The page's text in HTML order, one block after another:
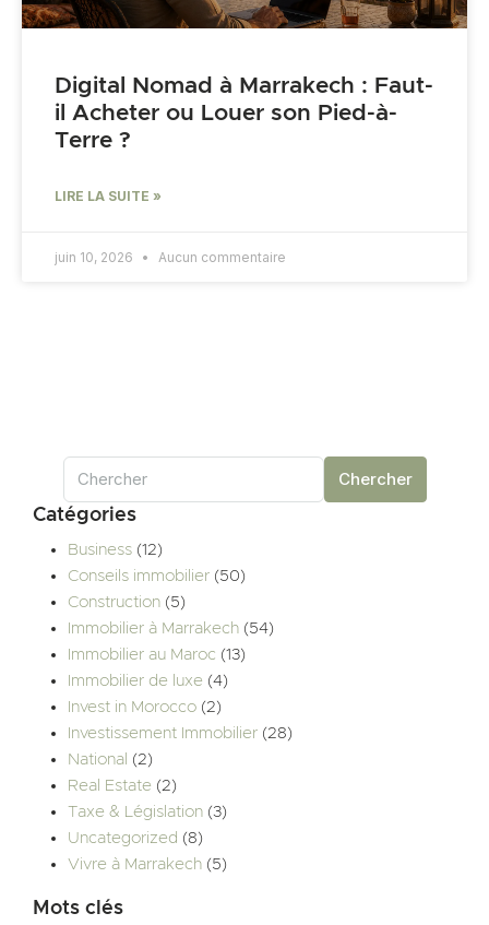
Digital Nomad à Marrakech : Faut-
il Acheter ou Louer son Pied-à-
Terre ?
LIRE LA SUITE »
juin 10, 2026 Aucun commentaire
Chercher
Catégories
Business (12)
Conseils immobilier (50)
Construction (5)
Immobilier à Marrakech (54)
Immobilier au Maroc (13)
Immobilier de luxe (4)
Invest in Morocco (2)
Investissement Immobilier (28)
National (2)
Real Estate (2)
Taxe & Législation (3)
Uncategorized (8)
Vivre à Marrakech (5)
Mots clés